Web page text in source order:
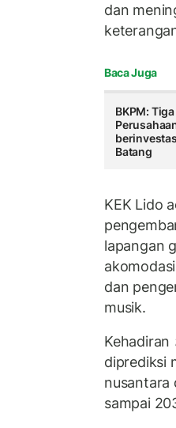
dan
Baca Juga
BKPM: Tiga
Batang
KEK Lido
lapangan
dan
musik.
Kehadiran
diprediksi
nusantara
sampai